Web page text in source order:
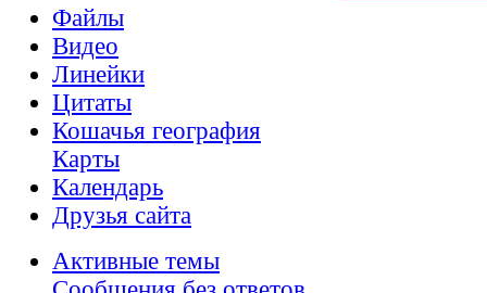
Файлы
Видео
Линейки
Цитаты
Кошачья география
Карты
Календарь
Друзья сайта
Активные темы